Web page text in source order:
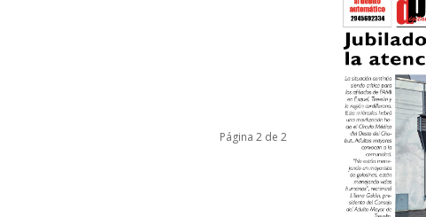
Página 2 de 2